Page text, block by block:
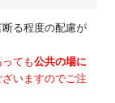
る程度の配慮が
っても公共の場に
いますのでご注